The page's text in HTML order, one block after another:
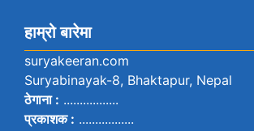
हाम्रो बारेमा
suryakeeran.com
Suryabinayak-8, Bhaktapur, Nepal
ठेगाना : .................
प्रकाशक : .................